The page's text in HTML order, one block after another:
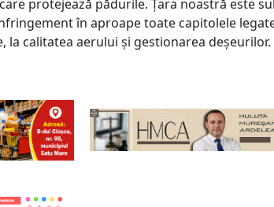
protejează pădurile. Țara noastră este
în aproape toate capitolele
la calitatea aerului și gestionarea deșeurilor.